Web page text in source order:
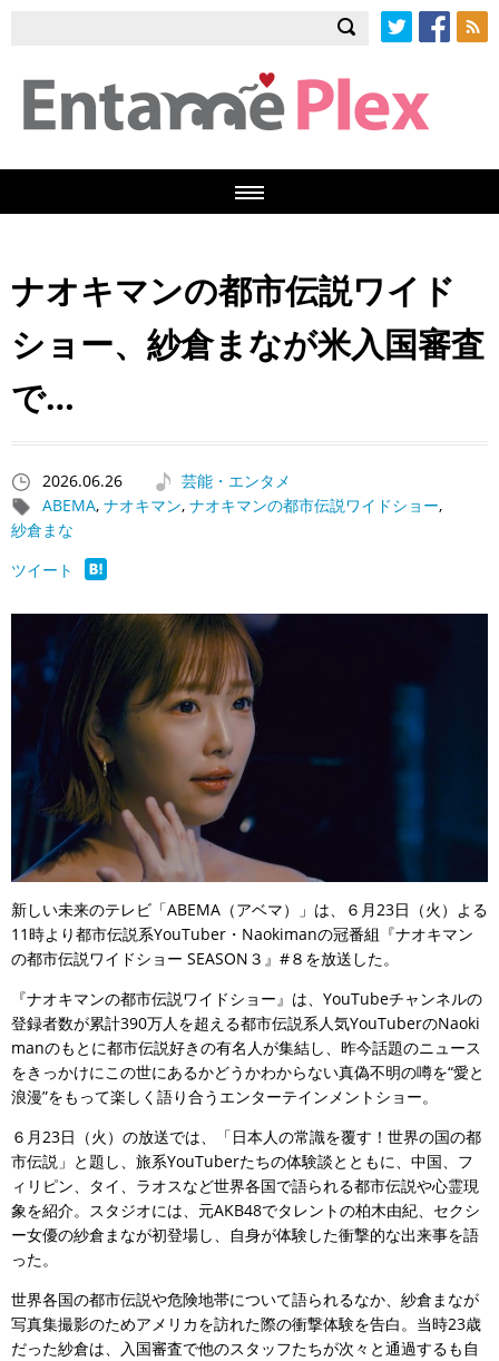
ナオキマンの都市伝説ワイド
ショー、紗倉まなが米入国審査
で…
2026.06.26
芸能・エンタメ
ABEMA, ナオキマン, ナオキマンの都市伝説ワイドショー,
紗倉まな
ツイート
新しい未来のテレビ「ABEMA（アベマ）」は、６月23日（火）よる
11時より都市伝説系YouTuber・Naokimanの冠番組『ナオキマン
の都市伝説ワイドショー SEASON３』#８を放送した。
『ナオキマンの都市伝説ワイドショー』は、YouTubeチャンネルの
登録者数が累計390万人を超える都市伝説系人気YouTuberのNaoki
manのもとに都市伝説好きの有名人が集結し、昨今話題のニュース
をきっかけにこの世にあるかどうかわからない真偽不明の噂を“愛と
浪漫”をもって楽しく語り合うエンターテインメントショー。
６月23日（火）の放送では、「日本人の常識を覆す！世界の国の都
市伝説」と題し、旅系YouTuberたちの体験談とともに、中国、フ
ィリピン、タイ、ラオスなど世界各国で語られる都市伝説や心霊現
象を紹介。スタジオには、元AKB48でタレントの柏木由紀、セクシ
ー女優の紗倉まなが初登場し、自身が体験した衝撃的な出来事を語
った。
世界各国の都市伝説や危険地帯について語られるなか、紗倉まなが
写真集撮影のためアメリカを訪れた際の衝撃体験を告白。当時23歳
だった紗倉は、入国審査で他のスタッフたちが次々と通過するも自